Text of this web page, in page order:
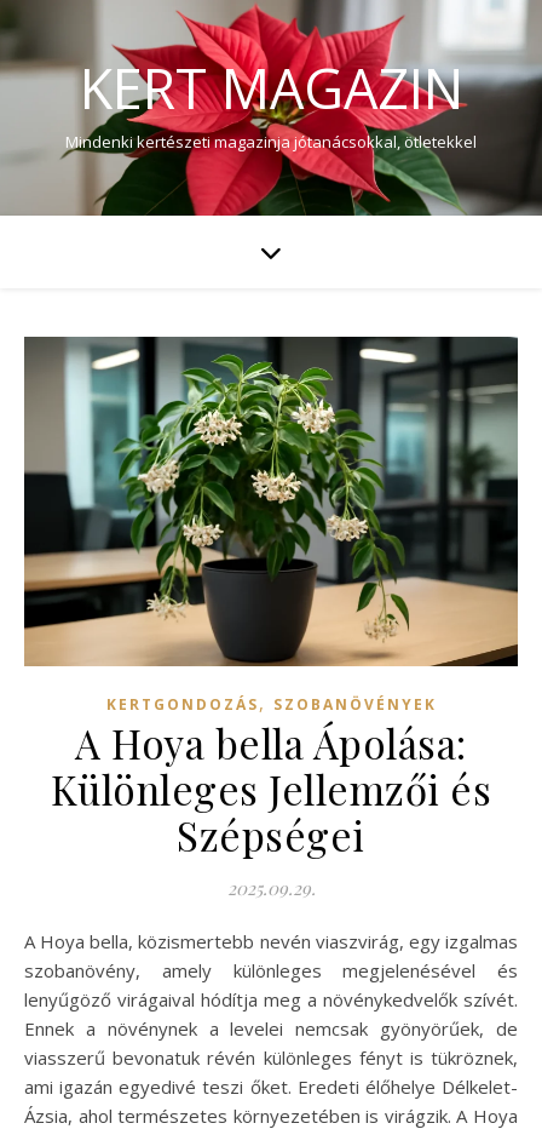
KERT MAGAZIN
Mindenki kertészeti magazinja jótanácsokkal, ötletekkel
KERTGONDOZÁS, SZOBANÖVÉNYEK
A Hoya bella Ápolása:
Különleges Jellemzői és
Szépségei
2025.09.29.
A Hoya bella, közismertebb nevén viaszvirág, egy izgalmas
szobanövény, amely különleges megjelenésével és
lenyűgöző virágaival hódítja meg a növénykedvelők szívét.
Ennek a növénynek a levelei nemcsak gyönyörűek, de
viasszerű bevonatuk révén különleges fényt is tükröznek,
ami igazán egyedivé teszi őket. Eredeti élőhelye Délkelet-
Ázsia, ahol természetes környezetében is virágzik. A Hoya